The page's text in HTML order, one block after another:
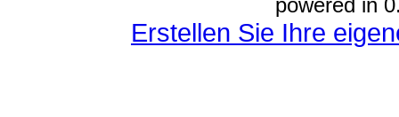
powered in
Erstellen Sie Ihre